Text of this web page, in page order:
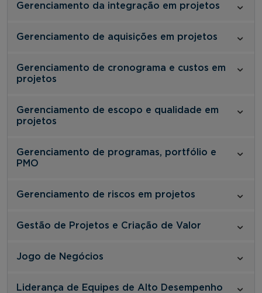
Gerenciamento da integração em projetos
Gerenciamento de aquisições em projetos
Gerenciamento de cronograma e custos em
projetos
Gerenciamento de escopo e qualidade em
projetos
Gerenciamento de programas, portfólio e
PMO
Gerenciamento de riscos em projetos
Gestão de Projetos e Criação de Valor
Jogo de Negócios
Liderança de Equipes de Alto Desempenho